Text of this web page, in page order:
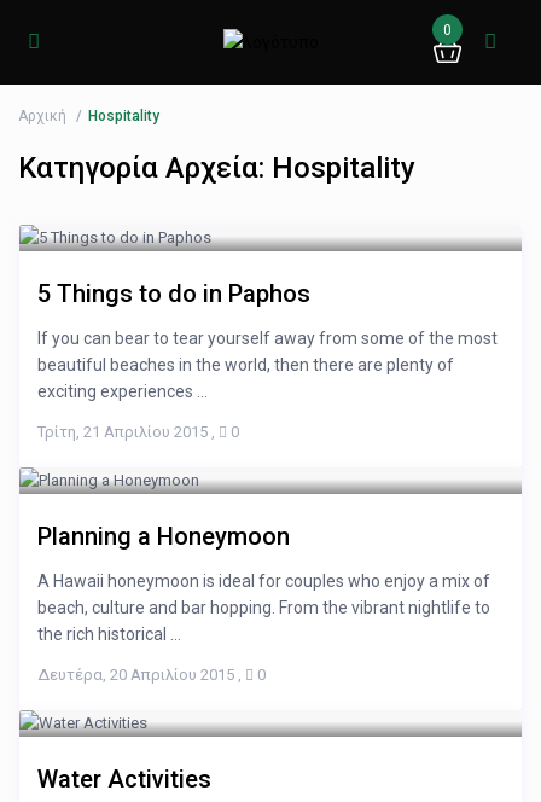
0
Αρχική Hospitality
Κατηγορία Αρχεία: Hospitality
5 Things to do in Paphos
If you can bear to tear yourself away from some of the most
beautiful beaches in the world, then there are plenty of
exciting experiences ...
Τρίτη, 21 Απριλίου 2015 , 0
Planning a Honeymoon
A Hawaii honeymoon is ideal for couples who enjoy a mix of
beach, culture and bar hopping. From the vibrant nightlife to
the rich historical ...
Δευτέρα, 20 Απριλίου 2015 , 0
Water Activities